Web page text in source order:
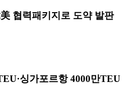
협력패키지로 도약 발판
싱가포르항 4000만TEU